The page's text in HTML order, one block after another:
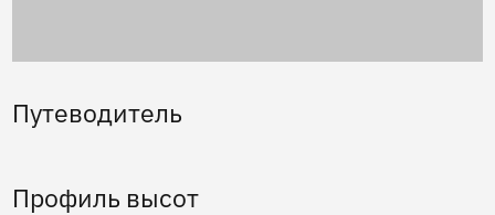
Путеводитель
Профиль высот